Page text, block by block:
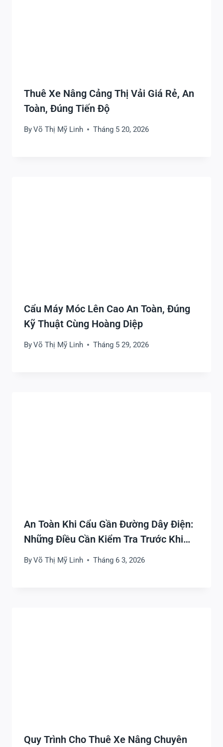
Thuê Xe Nâng Cảng Thị Vải Giá Rẻ, An
Toàn, Đúng Tiến Độ
ByVõ Thị Mỹ Linh Tháng 5 20, 2026
Cẩu Máy Móc Lên Cao An Toàn, Đúng
Kỹ Thuật Cùng Hoàng Diệp
ByVõ Thị Mỹ Linh Tháng 5 29, 2026
An Toàn Khi Cẩu Gần Đường Dây Điện:
Những Điều Cần Kiểm Tra Trước Khi
Thi Công
ByVõ Thị Mỹ Linh Tháng 6 3, 2026
Quy Trình Cho Thuê Xe Nâng Chuyên